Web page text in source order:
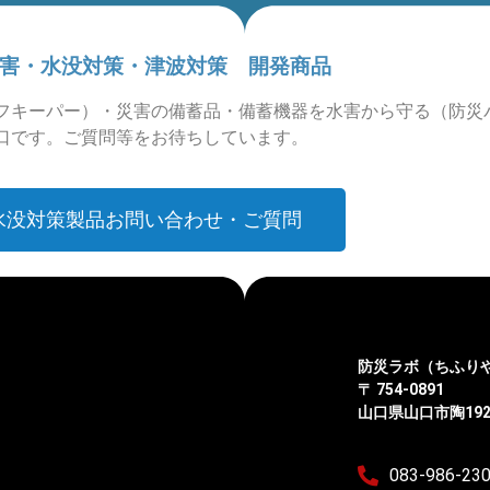
・水没対策・津波対策 開発商品
ーパー）・災害の備蓄品・備蓄機器を水害から守る（防
です。ご質問等をお待ちしています。
没対策製品お問い合わせ・ご質問
防災ラボ（ちふり
〒 754-0891
山口県山口市陶
083-986-